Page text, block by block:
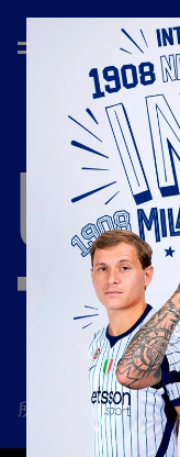
所有新闻 一线队